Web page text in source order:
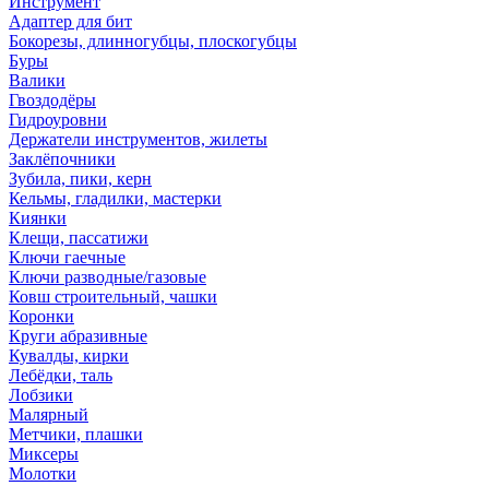
Адаптер для бит
Бокорезы, длинногубцы, плоскогубцы
Буры
Валики
Гвоздодёры
Гидроуровни
Держатели инструментов, жилеты
Заклёпочники
Зубила, пики, керн
Кельмы, гладилки, мастерки
Киянки
Клещи, пассатижи
Ключи гаечные
Ключи разводные/газовые
Ковш строительный, чашки
Коронки
Круги абразивные
Кувалды, кирки
Лебёдки, таль
Лобзики
Малярный
Метчики, плашки
Миксеры
Молотки